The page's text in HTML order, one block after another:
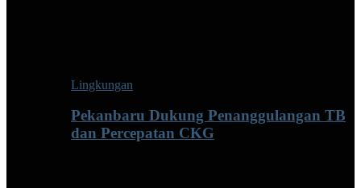
Lingkungan
Pekanbaru Dukung Penanggulangan TB
dan Percepatan CKG